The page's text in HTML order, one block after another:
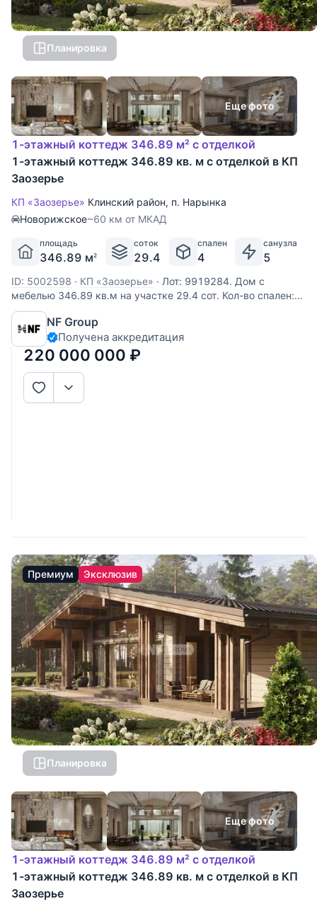
Планировка
Еще фото
1-этажный коттедж 346.89 м² с отделкой
1-этажный коттедж 346.89 кв. м с отделкой в КП
Заозерье
КП «Заозерье» Клинский район, п. Нарынка
Новорижское~60 км от МКАД
площадь
346.89 м2
соток
29.4
спален
4
санузла
5
ID: 5002598 · КП «Заозерье» · Лот: 9919284. Дом с
мебелью 346.89 кв.м на участке 29.4 cот. Кол-во спален:
4. Кол-во с/у: 5. Поселок «ЗаОзерье». Новорижское шоссе,
60 км от МКАД. Без комиссии для покупателя.
Выполненные из деревянного бруса, увеличенного
размера, виллы формируют
NF Group
Получена аккредитация
220 000 000 ₽
Премиум Эксклюзив
Планировка
Еще фото
1-этажный коттедж 346.89 м² с отделкой
1-этажный коттедж 346.89 кв. м с отделкой в КП
Заозерье